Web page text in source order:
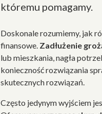
któremu pomagamy.
Doskonale rozumiemy, jak
finansowe. Zadłużenie
lub mieszkania, nagła
konieczność rozwiązania
skutecznych rozwiązań.
Często jedynym wyjściem